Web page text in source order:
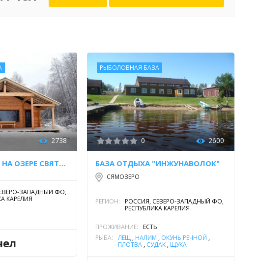
2738
ГОСТЕВОЙ ДОМ НА ОЗЕРЕ СВЯТОЗЕРО
ЗАПАДНЫЙ ФО,
КАРЕЛИЯ
РЫБОЛОВНАЯ БАЗА
0 2600
БАЗА ОТДЫХА "ИНЖУНАВОЛОК"
СЯМОЗЕРО
РЕГИОН:
РОССИЯ, СЕВЕРО-ЗАПАДНЫЙ ФО,
РЕСПУБЛИКА КАРЕЛИЯ
ПРОЖИВАНИЕ:
ЕСТЬ
РЫБА:
ЛЕЩ, НАЛИМ , ОКУНЬ РЕЧНОЙ ,
ПЛОТВА, СУДАК, ЩУКА